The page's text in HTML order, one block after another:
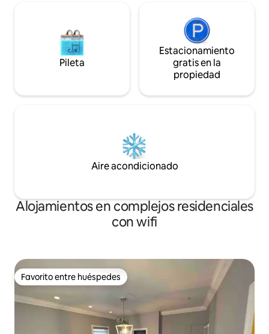
Pileta
Estacionamiento
gratis en la
propiedad
Aire acondicionado
Alojamientos en complejos residenciales
con wifi
Favorito entre huéspedes
Favorito entre huéspedes